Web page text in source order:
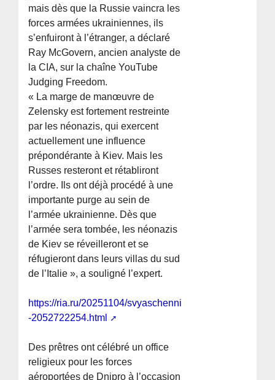
mais dès que la Russie vaincra les
forces armées ukrainiennes, ils
s’enfuiront à l’étranger, a déclaré
Ray McGovern, ancien analyste de
la CIA, sur la chaîne YouTube
Judging Freedom.
« La marge de manœuvre de
Zelensky est fortement restreinte
par les néonazis, qui exercent
actuellement une influence
prépondérante à Kiev. Mais les
Russes resteront et rétabliront
l’ordre. Ils ont déjà procédé à une
importante purge au sein de
l’armée ukrainienne. Dès que
l’armée sera tombée, les néonazis
de Kiev se réveilleront et se
réfugieront dans leurs villas du sud
de l’Italie », a souligné l’expert.
https://ria.ru/20251104/svyaschenniki-
-2052722254.html
Des prêtres ont célébré un office
religieux pour les forces
aéroportées de Dnipro à l’occasion